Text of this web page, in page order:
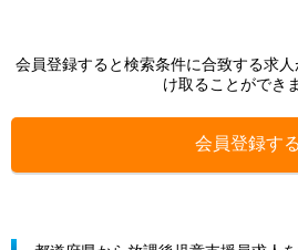
会員登録すると検索条件に合致する求
け取ることができ
会員登録する